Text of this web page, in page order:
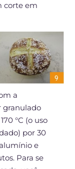
corte em
a
granulado
°C (o uso
por 30
e
Para se